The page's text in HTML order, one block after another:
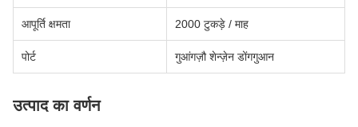
आपूर्ति क्षमता 2000 टुकड़े / माह
पोर्ट गुआंगज़ौ शेन्ज़ेन डोंगगुआन
उत्पाद का वर्णन